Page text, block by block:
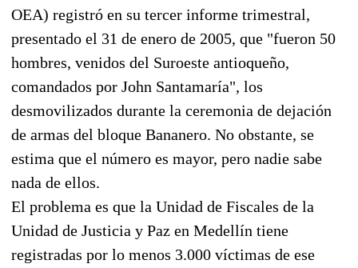
OEA) registró en su tercer informe trimestral,
presentado el 31 de enero de 2005, que "fueron 50
hombres, venidos del Suroeste antioqueño,
comandados por John Santamaría", los
desmovilizados durante la ceremonia de dejación
de armas del bloque Bananero. No obstante, se
estima que el número es mayor, pero nadie sabe
nada de ellos.
El problema es que la Unidad de Fiscales de la
Unidad de Justicia y Paz en Medellín tiene
registradas por lo menos 3.000 víctimas de ese